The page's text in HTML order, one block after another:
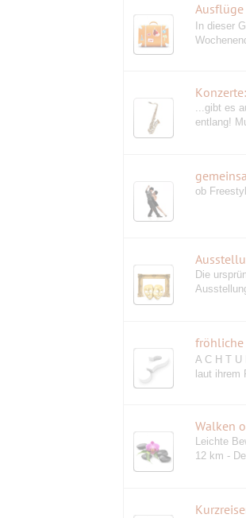
Ausflüge
In dieser
...gibt es
entlang!
ob
Die
fröhliche
A C H T U
laut ihrem
Walken
Leichte
12 km -